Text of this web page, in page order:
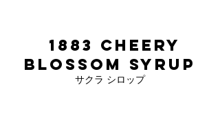
1883 CHEERY
BLOSSOM Syrup
サクラ シロップ